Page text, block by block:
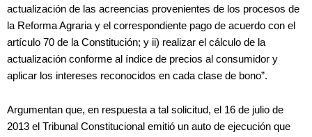
actualización de las acreencias provenientes de los procesos de
la Reforma Agraria y el correspondiente pago de acuerdo con el
artículo 70 de la Constitución; y ii) realizar el cálculo de la
actualización conforme al índice de precios al consumidor y
aplicar los intereses reconocidos en cada clase de bono”.
Argumentan que, en respuesta a tal solicitud, el 16 de julio de
2013 el Tribunal Constitucional emitió un auto de ejecución que